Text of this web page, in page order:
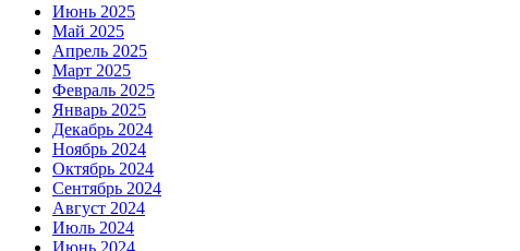
Июнь 2025
Май 2025
Апрель 2025
Март 2025
Февраль 2025
Январь 2025
Декабрь 2024
Ноябрь 2024
Октябрь 2024
Сентябрь 2024
Август 2024
Июль 2024